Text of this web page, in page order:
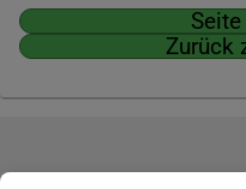
Zurück